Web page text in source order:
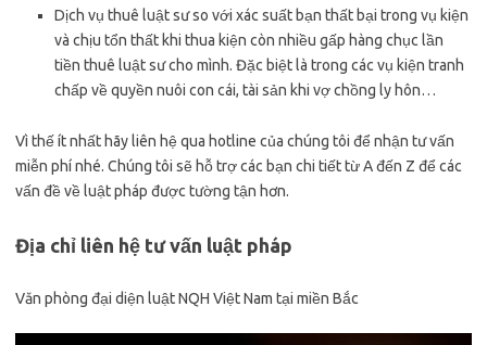
Dịch vụ thuê luật sư so với xác suất bạn thất bại trong vụ kiện
và chịu tổn thất khi thua kiện còn nhiều gấp hàng chục lần
tiền thuê luật sư cho mình. Đặc biệt là trong các vụ kiện tranh
chấp về quyền nuôi con cái, tài sản khi vợ chồng ly hôn…
Vì thế ít nhất hãy liên hệ qua hotline của chúng tôi để nhận tư vấn
miễn phí nhé. Chúng tôi sẽ hỗ trợ các bạn chi tiết từ A đến Z để các
vấn đề về luật pháp được tường tận hơn.
Địa chỉ liên hệ tư vấn luật pháp
Văn phòng đại diện luật NQH Việt Nam tại miền Bắc